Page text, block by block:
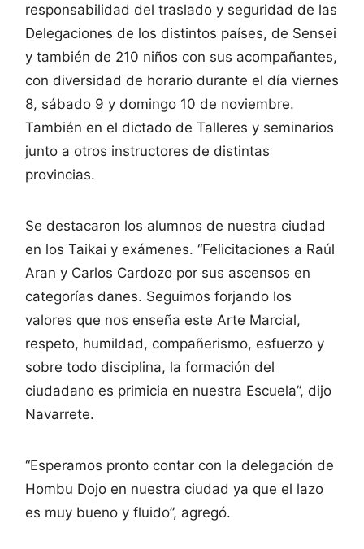
responsabilidad del traslado y seguridad de las
Delegaciones de los distintos países, de Sensei
y también de 210 niños con sus acompañantes,
con diversidad de horario durante el día viernes
8, sábado 9 y domingo 10 de noviembre.
También en el dictado de Talleres y seminarios
junto a otros instructores de distintas
provincias.
Se destacaron los alumnos de nuestra ciudad
en los Taikai y exámenes. “Felicitaciones a Raúl
Aran y Carlos Cardozo por sus ascensos en
categorías danes. Seguimos forjando los
valores que nos enseña este Arte Marcial,
respeto, humildad, compañerismo, esfuerzo y
sobre todo disciplina, la formación del
ciudadano es primicia en nuestra Escuela”, dijo
Navarrete.
“Esperamos pronto contar con la delegación de
Hombu Dojo en nuestra ciudad ya que el lazo
es muy bueno y fluido”, agregó.